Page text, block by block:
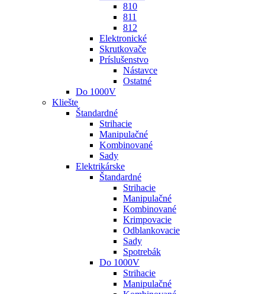
810
811
812
Elektronické
Skrutkovače
Príslušenstvo
Nástavce
Ostatné
Do 1000V
Kliešte
Štandardné
Strihacie
Manipulačné
Kombinované
Sady
Elektrikárske
Štandardné
Strihacie
Manipulačné
Kombinované
Krimpovacie
Odblankovacie
Sady
Spotrebák
Do 1000V
Strihacie
Manipulačné